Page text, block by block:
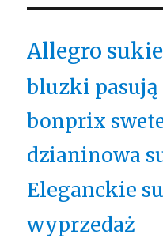
Allegro
bluzki pasują
bonprix
dzianinowa
Eleganckie
wyprzedaż